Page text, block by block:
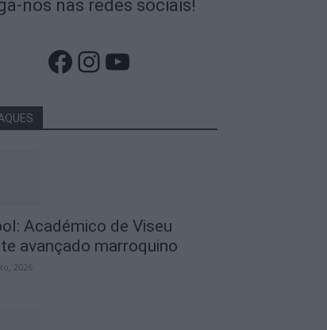
nos nas redes sociais!
Facebook
Instagram
YouTube
Académico de Viseu
avançado marroquino
2026